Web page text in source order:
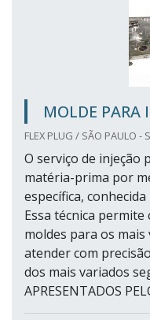
MOLDE PARA
FLEX PLUG / SÃO PAULO -
O serviço de injeção
matéria-prima por
específica,
Essa técnica
moldes para os
atender com
dos mais variados
APRESENTADOS